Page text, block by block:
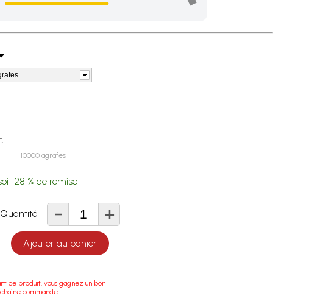
!
10000 agrafes
28 % de remise
Quantité - +
Ajouter au panier
ce produit, vous gagnez un bon
commande.